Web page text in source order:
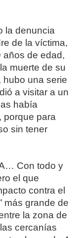
la denuncia
de la víctima,
años de edad,
muerte de su
hubo una serie
a visitar a un
había
porque para
sin tener
Con todo y
el que
contra el
más grande de
la zona de
cercanías